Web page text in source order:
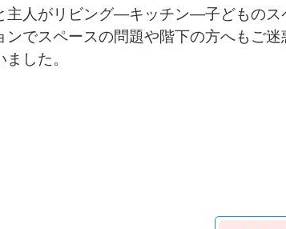
主人がリビング―キッチン―子どものス
ンでスペースの問題や階下の方へもご
した。